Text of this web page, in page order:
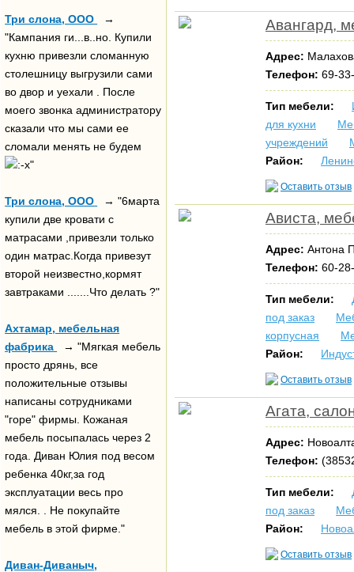
Три слона, ООО
→
"Кампания ги...в..но. Купили
кухню привезли сломанную
столешницу выгрузили сами
во двор и уехали . После
моего звонка администратору
сказали что мы сами ее
сломали менять не будем
"
Три слона, ООО
→ "6марта
купили две кровати с
матрасами ,привезли только
один матрас.Когда привезут
второй неизвестно,кормят
завтраками .......Что делать ?"
Ахтамар, мебельная
фабрика
→ "Мягкая мебель
просто дрянь, все
положительные отзывы
написаны сотрудниками
"горе" фирмы. Кожаная
мебель посыпалась через 2
года. Диван Юлия под весом
ребенка 40кг,за год
эксплуатации весь про
мялся. . Не покупайте
мебель в этой фирме."
Диван-Диваныч,
Авангард,
Адрес:
Телефон: 69-
Тип мебели:
для кухни
учреждений
Район:
Оставить отзыв
Ависта,
Адрес: Антона
Телефон: 60-
Тип мебели:
под заказ
корпусная
Район:
Оставить отзыв
Агата,
Адрес:
Телефон:
Тип мебели:
под заказ
Район:
Оставить отзыв